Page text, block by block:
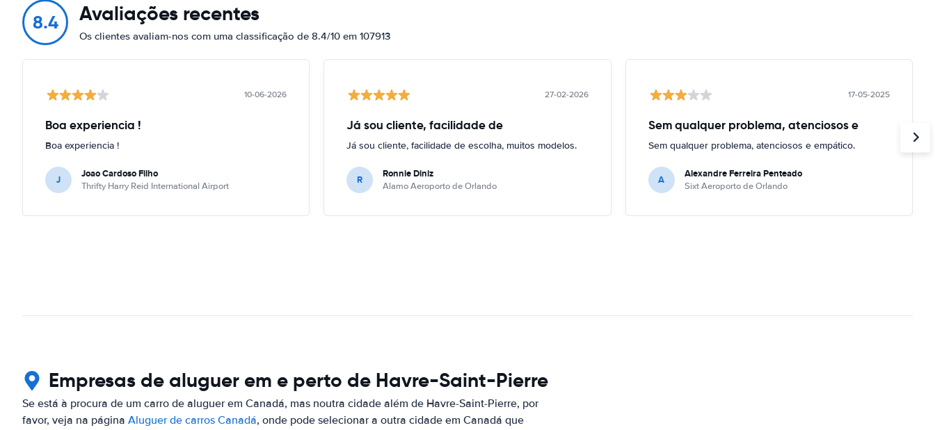
8.4 Avaliações recentes
Os clientes avaliam-nos com uma classificação de 8.4/10 em 107913
10-06-2026
Boa experiencia !
Boa experiencia !
J Joao Cardoso Filho
Thrifty Harry Reid International Airport
27-02-2026
Já sou cliente, facilidade de
Já sou cliente, facilidade de escolha, muitos modelos.
R Ronnie Diniz
Alamo Aeroporto de Orlando
17-05-2025
Sem qualquer problema, atenciosos e
Sem qualquer problema, atenciosos e empático.
A Alexandre Ferreira Penteado
Sixt Aeroporto de Orlando
Empresas de aluguer em e perto de Havre-Saint-Pierre
Se está à procura de um carro de aluguer em Canadá, mas noutra cidade além de Havre-Saint-Pierre, por
favor, veja na página Aluguer de carros Canadá, onde pode selecionar a outra cidade em Canadá que